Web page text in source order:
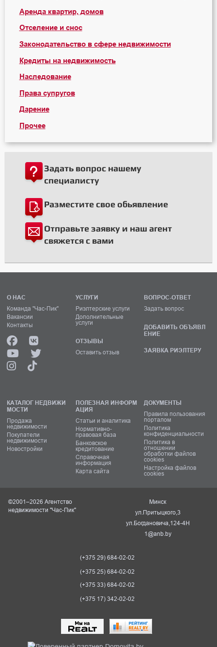
Аренда квартир, домов
Отселение и снос
Законодательство в сфере недвижимости
Кредиты на недвижимость
Наследование
Права супругов
Дарение
Прочее
Задать вопрос нашему
специалисту
Разместите свое обьявление
Отправьте заявку и наш агент
свяжется с вами
О НАС
Команда "Час-Пик"
Вакансии
Контакты
УСЛУГИ
Риэлтерские услуги
Дополнительные
услуги
ОТЗЫВЫ
Оставить отзыв
ВОПРОС-ОТВЕТ
Задать вопрос
ДОБАВИТЬ ОБЪЯВЛ
ЕНИЕ
ЗАЯВКА РИЭЛТЕРУ
КАТАЛОГ НЕДВИЖИ
МОСТИ
Продажа
недвижимости
Покупатели
недвижимости
Новостройки
ПОЛЕЗНАЯ ИНФОРМ
АЦИЯ
Статьи и аналитика
Нормативно-
правовая база
Банковское
кредитование
Справочная
информация
Карта сайта
ДОКУМЕНТЫ
Правила пользования
порталом
Политика
конфиденциальности
Политика в
отношении
обработки файлов
cookies
Настройка файлов
cookies
©2001–2026 Агентство
недвижимости "Час-Пик"
Минск
ул.Притыцкого,3
ул.Богдановича,124-4Н
1@anb.by
(+375 29) 684-02-02
(+375 25) 684-02-02
(+375 33) 684-02-02
(+375 17) 342-02-02